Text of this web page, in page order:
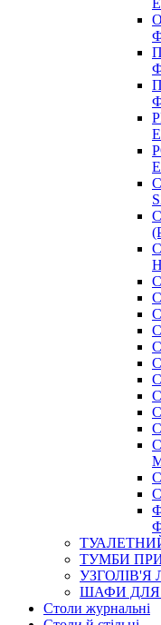
ТУМБИ
УЗГОЛІВ'Я
ШАФИ ДЛЯ
Столи журнальні